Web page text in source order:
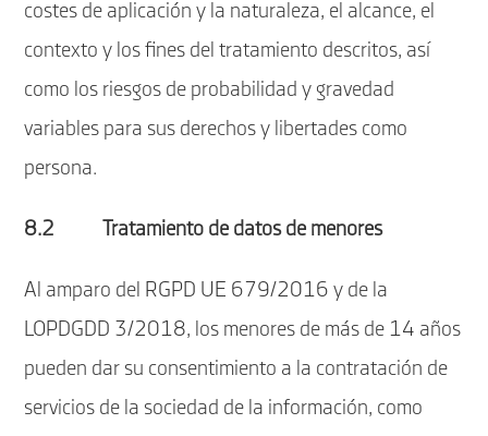
costes de aplicación y la naturaleza, el alcance, el
contexto y los fines del tratamiento descritos, así
como los riesgos de probabilidad y gravedad
variables para sus derechos y libertades como
persona.
8.2 Tratamiento de datos de menores
Al amparo del RGPD UE 679/2016 y de la
LOPDGDD 3/2018, los menores de más de 14 años
pueden dar su consentimiento a la contratación de
servicios de la sociedad de la información, como